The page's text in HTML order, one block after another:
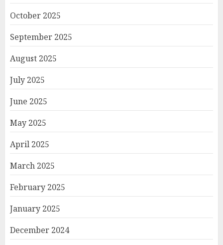
October 2025
September 2025
August 2025
July 2025
June 2025
May 2025
April 2025
March 2025
February 2025
January 2025
December 2024